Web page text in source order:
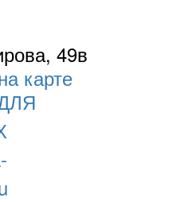
49в
карте